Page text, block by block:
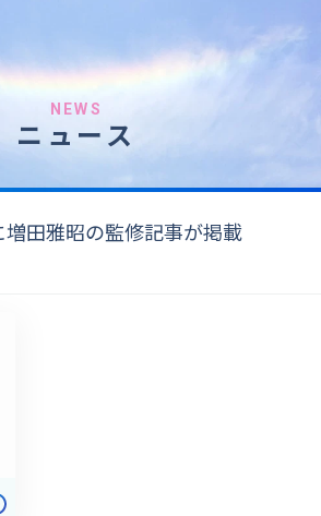
NEWS
ニュース
田雅昭の監修記事が掲載